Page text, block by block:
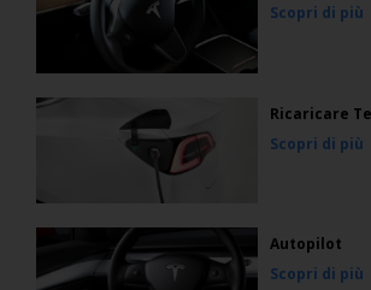
Scopri di più
Ricaricare
Scopri di più
Autopilot
Scopri di più